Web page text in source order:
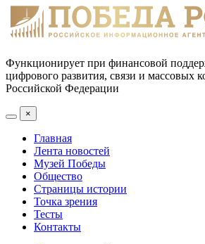
Функционирует при финансовой
цифрового развития, связи и массовых
Российской Федерации
×
Главная
Лента новостей
Музей Победы
Общество
Страницы истории
Точка зрения
Тесты
Контакты